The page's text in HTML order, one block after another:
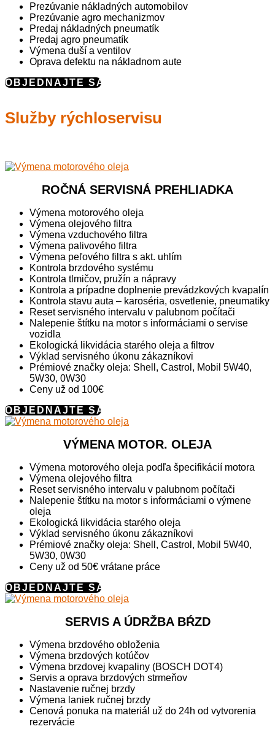
Prezúvanie nákladných automobilov
Prezúvanie agro mechanizmov
Predaj nákladných pneumatík
Predaj agro pneumatík
Výmena duší a ventilov
Oprava defektu na nákladnom aute
OBJEDNAJTE SA
Služby rýchloservisu
ROČNÁ SERVISNÁ PREHLIADKA
Výmena motorového oleja
Výmena olejového filtra
Výmena vzduchového filtra
Výmena palivového filtra
Výmena peľového filtra s akt. uhlím
Kontrola brzdového systému
Kontrola tlmičov, pružín a nápravy
Kontrola a prípadne doplnenie prevádzkových kvapalín
Kontrola stavu auta – karoséria, osvetlenie, pneumatiky
Reset servisného intervalu v palubnom počítači
Nalepenie štítku na motor s informáciami o servise
vozidla
Ekologická likvidácia starého oleja a filtrov
Výklad servisného úkonu zákazníkovi
Prémiové značky oleja: Shell, Castrol, Mobil 5W40,
5W30, 0W30
Ceny už od 100€
OBJEDNAJTE SA
VÝMENA MOTOR. OLEJA
Výmena motorového oleja podľa špecifikácií motora
Výmena olejového filtra
Reset servisného intervalu v palubnom počítači
Nalepenie štítku na motor s informáciami o výmene
oleja
Ekologická likvidácia starého oleja
Výklad servisného úkonu zákazníkovi
Prémiové značky oleja: Shell, Castrol, Mobil 5W40,
5W30, 0W30
Ceny už od 50€ vrátane práce
OBJEDNAJTE SA
SERVIS A ÚDRŽBA BŔZD
Výmena brzdového obloženia
Výmena brzdových kotúčov
Výmena brzdovej kvapaliny (BOSCH DOT4)
Servis a oprava brzdových strmeňov
Nastavenie ručnej brzdy
Výmena laniek ručnej brzdy
Cenová ponuka na materiál už do 24h od vytvorenia
rezervácie